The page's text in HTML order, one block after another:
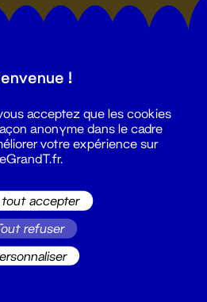
!
acceptez que les cookies
anonyme dans le cadre
votre expérience sur
tout accepter
refuser